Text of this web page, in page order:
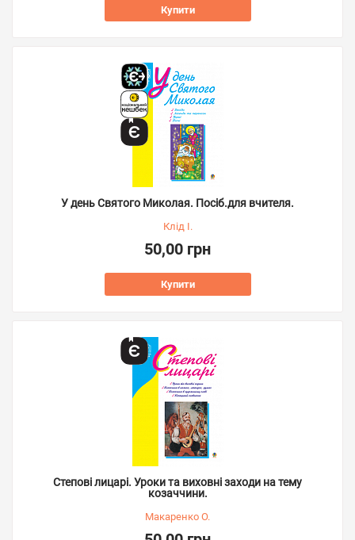
Купити
У день Святого Миколая. Посіб.для вчителя.
Клід І.
50,00 грн
Купити
Степові лицарі. Уроки та виховні заходи на тему
козаччини.
Макаренко О.